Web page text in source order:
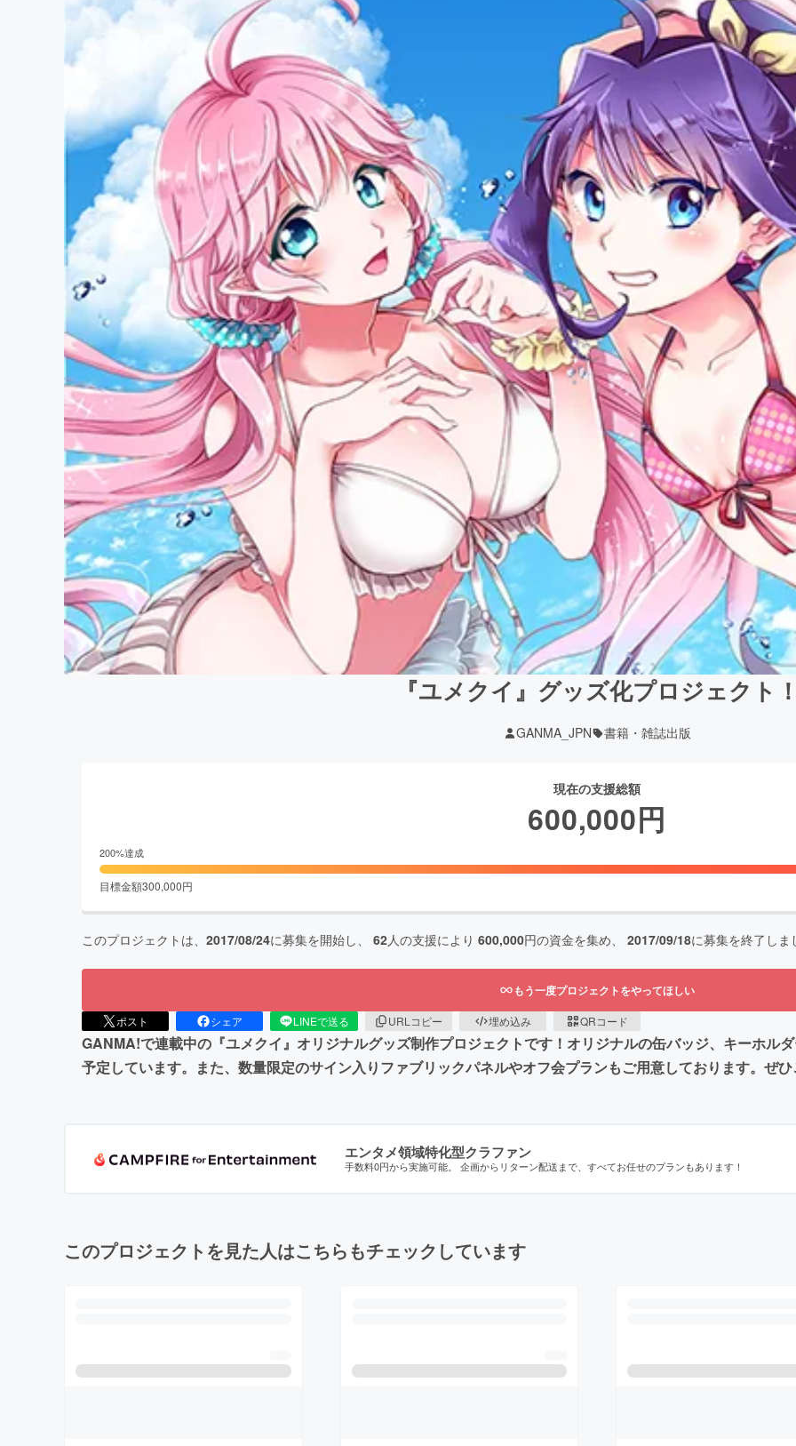
『ユメクイ』グッズ化プロジェクト
GANMA_JPN 書籍・雑誌出版
現在の支援総額
600,000円
200%達成
目標金額300,000円
このプロジェクトは、 2017/08/24に募集を開始し、 62人の支援により 600,000円の資金を集め、 2017/09/18に募集を終了しま
もう一度プロジェクトをやってほしい
ポスト シェア LINEで送る URLコピー 埋め込み QRコード
GANMA!で連載中の『ユメクイ』オリジナルグッズ制作プロジェクトです！オリジナルの缶バッジ、キーホル
予定しています。また、数量限定のサイン入りファブリックパネルやオフ会プランもご用意しております。ぜ
エンタメ領域特化型クラファン
手数料0円から実施可能。 企画からリターン配送まで、すべてお任せのプランもあります！
このプロジェクトを見た人はこちらもチェックしています